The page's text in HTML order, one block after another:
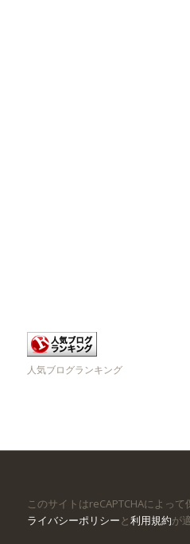
人気ブログランキング
このサイトはreCAPTCHAによっ
ライバシーポリシーと利用規約が